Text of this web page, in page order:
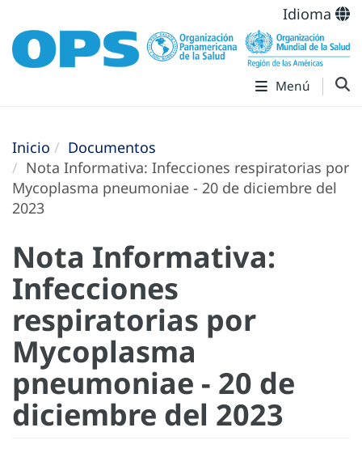
Idioma
Menú
Inicio
Documentos
Nota Informativa: Infecciones respiratorias por
Mycoplasma pneumoniae - 20 de diciembre del
2023
Nota Informativa:
Infecciones
respiratorias por
Mycoplasma
pneumoniae - 20 de
diciembre del 2023